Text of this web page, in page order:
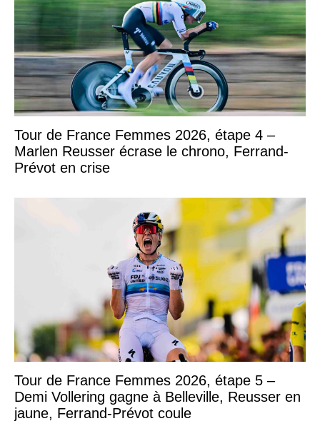
Tour de France Femmes 2026, étape 4 –
Marlen Reusser écrase le chrono, Ferrand-
Prévot en crise
Tour de France Femmes 2026, étape 5 –
Demi Vollering gagne à Belleville, Reusser en
jaune, Ferrand-Prévot coule